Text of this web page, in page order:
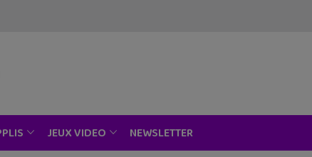
JEUX VIDEO NEWSLETTER